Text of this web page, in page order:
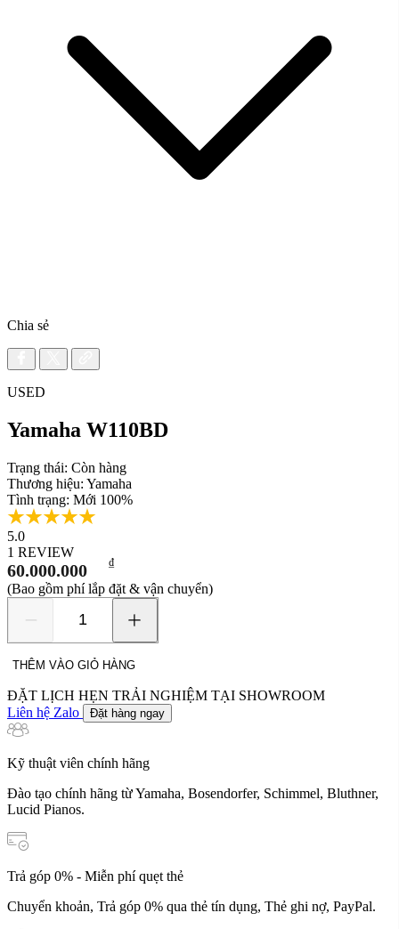
Chia sẻ
USED
Yamaha W110BD
Trạng thái: Còn hàng
Thương hiệu: Yamaha
Tình trạng: Mới 100%
5.0
1 REVIEW
60.000.000 ₫
(Bao gồm phí lắp đặt & vận chuyển)
W110BD
số
lượng
THÊM VÀO GIỎ HÀNG
ĐẶT LỊCH HẸN TRẢI NGHIỆM TẠI SHOWROOM
Liên hệ Zalo
Đặt hàng ngay
Kỹ thuật viên chính hãng
Đào tạo chính hãng từ Yamaha, Bosendorfer, Schimmel, Bluthner,
Lucid Pianos.
Trả góp 0% - Miễn phí quẹt thẻ
Chuyển khoản, Trả góp 0% qua thẻ tín dụng, Thẻ ghi nợ, PayPal.